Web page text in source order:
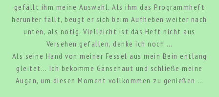
gefällt ihm meine Auswahl. Als ihm das Programmheft
herunter fällt, beugt er sich beim Aufheben weiter nach
unten, als nötig. Vielleicht ist das Heft nicht aus
Versehen gefallen, denke ich noch …
Als seine Hand von meiner Fessel aus mein Bein entlang
gleitet… Ich bekomme Gänsehaut und schließe meine
Augen, um diesen Moment vollkommen zu genießen …